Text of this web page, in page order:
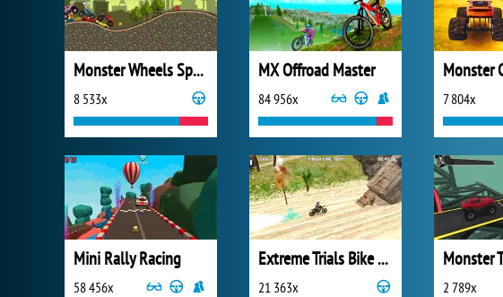
Monster Wheels Special
8 533x
MX Offroad Master
84 956x 7 804x
Mini Rally Racing
58 456x
Extreme Trials Bike 2019
21 363x 2 789x